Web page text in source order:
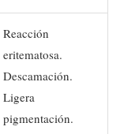
Reacción
eritematosa.
Descamación.
Ligera
pigmentación.